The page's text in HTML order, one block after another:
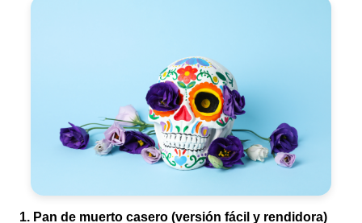
1. Pan de muerto casero (versión fácil y rendidora)